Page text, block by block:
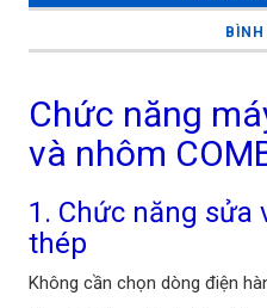
BÌNH
Chức năng
và nhôm
1. Chức năng sửa
thép
Không cần chọn dòng điện